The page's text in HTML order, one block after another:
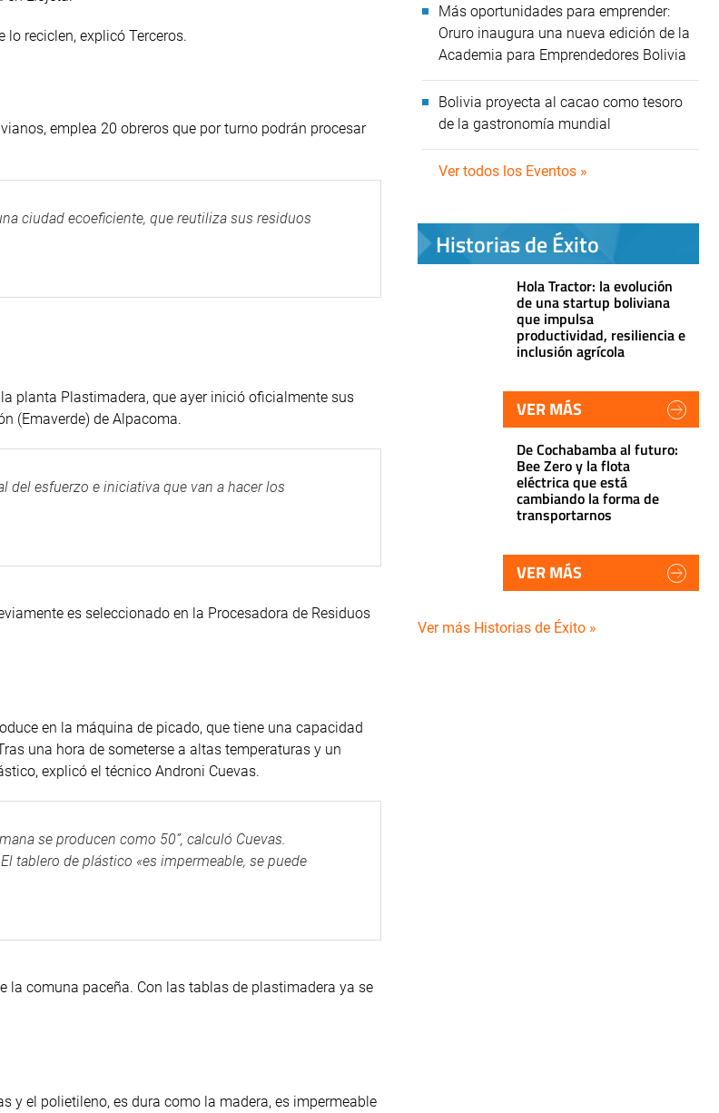
reciclen, explicó Terceros.
emplea 20 obreros que por turno podrán procesar
ciudad ecoeficiente, que reutiliza sus residuos
planta Plastimadera, que ayer inició oficialmente sus
(Emaverde) de Alpacoma.
del esfuerzo e iniciativa que van a hacer los
es seleccionado en la Procesadora de Residuos
en la máquina de picado, que tiene una capacidad
una hora de someterse a altas temperaturas y un
explicó el técnico Androni Cuevas.
se producen como 50”, calculó Cuevas.
tablero de plástico «es impermeable, se puede
comuna paceña. Con las tablas de plastimadera ya se
y el polietileno, es dura como la madera, es impermeable
Más oportunidades para emprender:
Oruro inaugura una nueva edición de la
Academia para Emprendedores Bolivia
Bolivia proyecta al cacao como tesoro
de la gastronomía mundial
Ver todos los Eventos »
Historias de Éxito
Hola Tractor: la evolución
de una startup boliviana
que impulsa
productividad, resiliencia e
inclusión agrícola
VER MÁS
De Cochabamba al futuro:
Bee Zero y la flota
eléctrica que está
cambiando la forma de
transportarnos
VER MÁS
Ver más Historias de Éxito »